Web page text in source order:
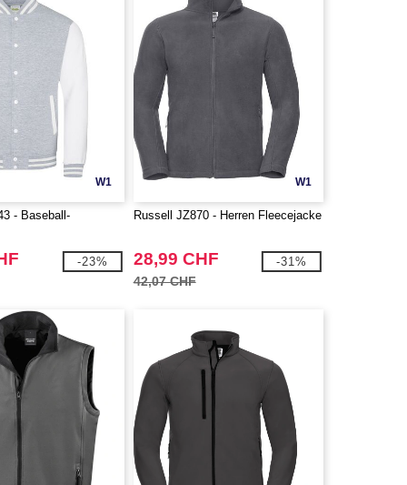
W1
- Baseball-
-23%
W1
Russell JZ870 - Herren Fleecejacke
28,99 CHF
42,07 CHF
-31%